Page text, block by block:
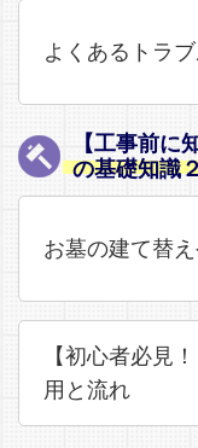
よくあるトラ
【工事前に
の基礎知識
お墓の建て替
【初心者必見
用と流れ